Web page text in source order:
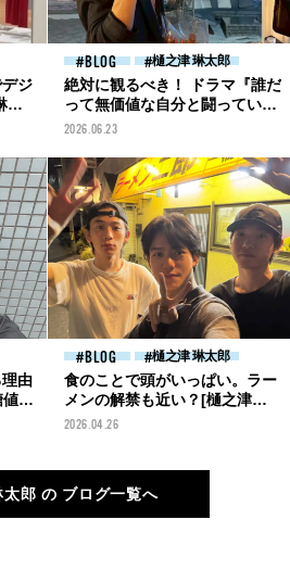
ジ
太
BLOG 樋之津 琳太郎
絶対に観るべき！ ドラマ『誰だ
って無価値な自分と闘ってい
る』が私的大ヒット[樋之津琳
2026.06.23
理由
の
イ
BLOG 樋之津 琳太郎
食のことで頭がいっぱい。ラー
メンの解禁も近い？[樋之津琳
太郎ブログ]
2026.04.26
太郎 の ブログ一覧へ